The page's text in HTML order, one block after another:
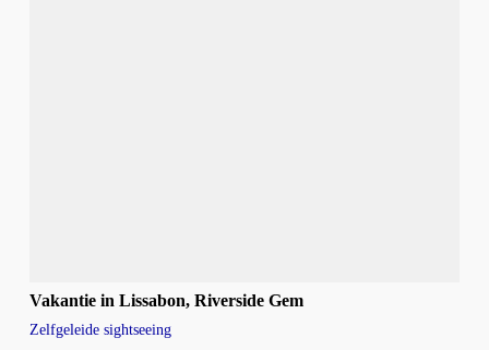
Vakantie in Lissabon, Riverside Gem
Zelfgeleide sightseeing